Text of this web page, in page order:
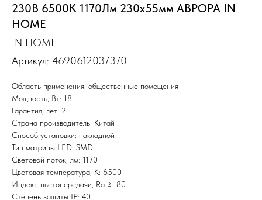
230В 6500К 1170Лм 230х55мм АВРОРА IN
HOME
IN HOME
Артикул: 4690612037370
Область применения: общественные помещения
Мощность, Вт: 18
Гарантия, лет: 2
Страна производитель: Китай
Способ установки: накладной
Тип матрицы LED: SMD
Световой поток, лм: 1170
Цветовая температура, К: 6500
Индекс цветопередачи, Ra ≥: 80
Степень защиты IP: 40